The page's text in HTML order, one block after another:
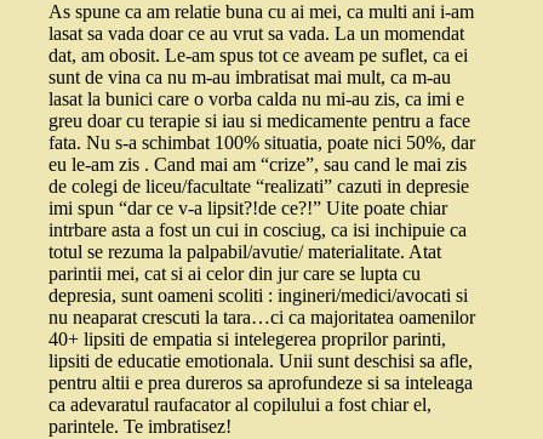
As spune ca am relatie buna cu ai mei, ca multi ani i-am
lasat sa vada doar ce au vrut sa vada. La un momendat
dat, am obosit. Le-am spus tot ce aveam pe suflet, ca ei
sunt de vina ca nu m-au imbratisat mai mult, ca m-au
lasat la bunici care o vorba calda nu mi-au zis, ca imi e
greu doar cu terapie si iau si medicamente pentru a face
fata. Nu s-a schimbat 100% situatia, poate nici 50%, dar
eu le-am zis . Cand mai am “crize”, sau cand le mai zis
de colegi de liceu/facultate “realizati” cazuti in depresie
imi spun “dar ce v-a lipsit?!de ce?!” Uite poate chiar
intrbare asta a fost un cui in cosciug, ca isi inchipuie ca
totul se rezuma la palpabil/avutie/ materialitate. Atat
parintii mei, cat si ai celor din jur care se lupta cu
depresia, sunt oameni scoliti : ingineri/medici/avocati si
nu neaparat crescuti la tara…ci ca majoritatea oamenilor
40+ lipsiti de empatia si intelegerea proprilor parinti,
lipsiti de educatie emotionala. Unii sunt deschisi sa afle,
pentru altii e prea dureros sa aprofundeze si sa inteleaga
ca adevaratul raufacator al copilului a fost chiar el,
parintele. Te imbratisez!